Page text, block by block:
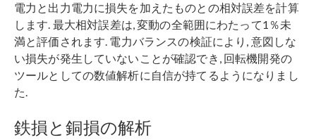
電力と出力電力に損失を加えたものとの相対誤差を計算
します. 最大相対誤差は, 変動の全範囲にわたって1％未
満と評価されます. 電力バランスの検証により, 意図しな
い損失が発生していないことが確認でき, 回転機開発の
ツールとしての数値解析に自信が持てるようになりまし
た.
鉄損と銅損の解析